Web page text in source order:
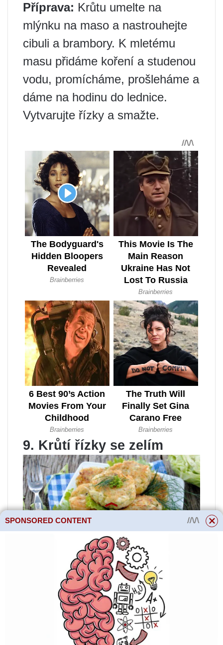
Příprava: Krůtu umelte na
mlýnku na maso a nastrouhejte
cibuli a brambory. K mletému
masu přidáme koření a studenou
vodu, promícháme, prošleháme a
dáme na hodinu do lednice.
Vytvarujte řízky a smažte.
9. Krůtí řízky se zelím
Zelí je stejně nízkokalorické a
zdravé jako krůta.
Budete potřebovat: 500 g
krůtího masa, 1 vejce, bylinky,
SPONSORED CONTENT